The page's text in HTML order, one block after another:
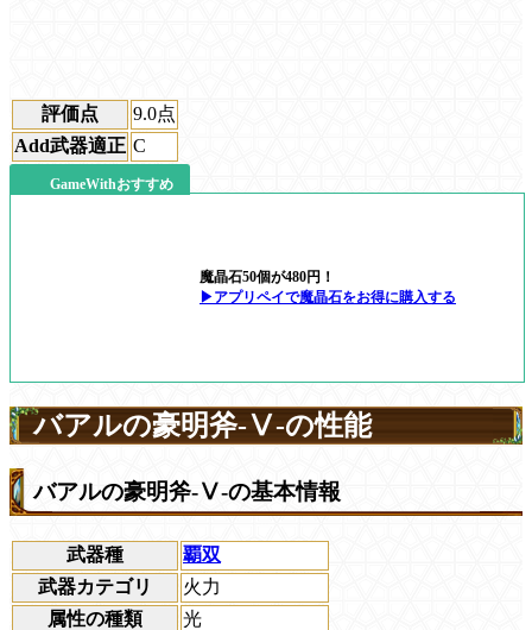
評価点 9.0点
Add武器適正 C
GameWithおすすめ
魔晶石50個が480円！
▶アプリペイで魔晶石をお得に購入する
バアルの豪明斧-Ⅴ-の性能
バアルの豪明斧-Ⅴ-の基本情報
武器種
覇双
武器カテゴリ
火力
属性の種類
光